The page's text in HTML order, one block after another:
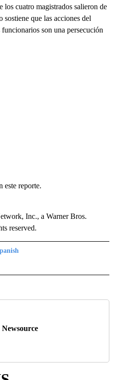
cuatro magistrados salieron de
que las acciones del
son una persecución
reporte.
Inc., a Warner Bros.
reserved.
TO RECEIVE NOTIFICATIONS ABOUT